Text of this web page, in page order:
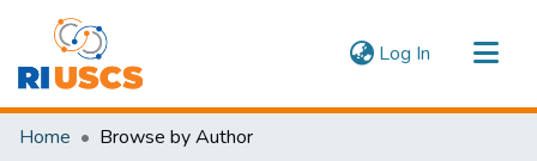
Log In (current)
Communities & Collections
Home Browse by Author